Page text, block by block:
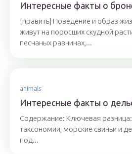
Интересные факты о
[править] Поведение и образ
живут на поросших скудной
песчаных равнинах,...
animals
Интересные факты о
Содержание: Ключевая разница:
таксономии, морские свиньи и
под...